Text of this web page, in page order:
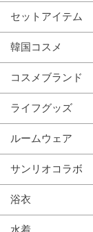
セットアイテム
韓国コスメ
コスメブランド
ライフグッズ
ルームウェア
サンリオコラボ
浴衣